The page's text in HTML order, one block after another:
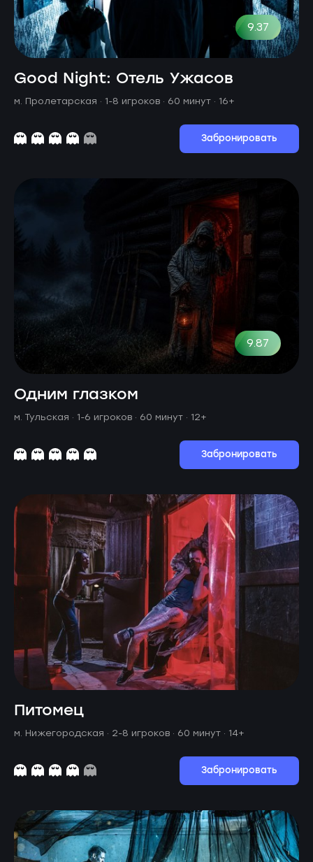
9.37
Good Night: Отель Ужасов
м. Пролетарская · 1-8 игроков · 60 минут · 16+
Забронировать
9.87
Одним глазком
м. Тульская · 1-6 игроков · 60 минут · 12+
Забронировать
Питомец
м. Нижегородская · 2-8 игроков · 60 минут · 14+
Забронировать